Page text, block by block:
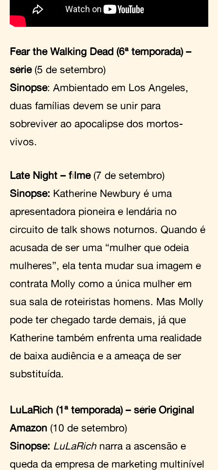
Fear the Walking Dead (6ª temporada) –
série(5 de setembro)
Sinopse: Ambientado em Los Angeles,
duas famílias devem se unir para
sobreviver ao apocalipse dos mortos-
vivos.
Late Night – filme(7 de setembro)
Sinopse: Katherine Newbury é uma
apresentadora pioneira e lendária no
circuito de talk shows noturnos. Quando é
acusada de ser uma “mulher que odeia
mulheres”, ela tenta mudar sua imagem e
contrata Molly como a única mulher em
sua sala de roteiristas homens. Mas Molly
pode ter chegado tarde demais, já que
Katherine também enfrenta uma realidade
de baixa audiência e a ameaça de ser
substituída.
LuLaRich (1ª temporada) – série Original
Amazon (10 de setembro)
Sinopse: LuLaRichnarra a ascensão e
queda da empresa de marketing multinível